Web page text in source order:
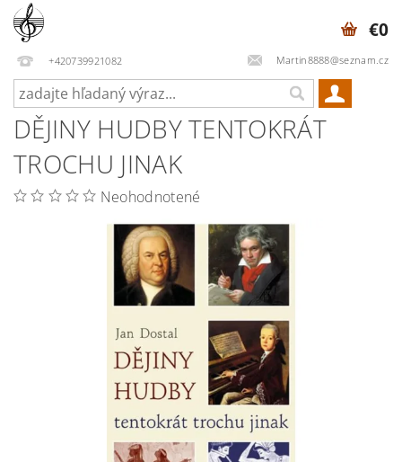
+420739921082 Martin8888@seznam.cz
€0
DĚJINY HUDBY TENTOKRÁT
TROCHU JINAK
Neohodnotené